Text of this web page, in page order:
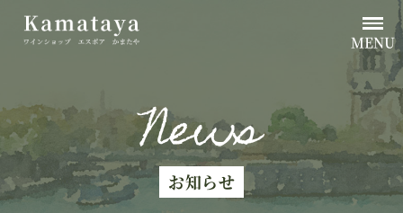
MENU
News
お知らせ